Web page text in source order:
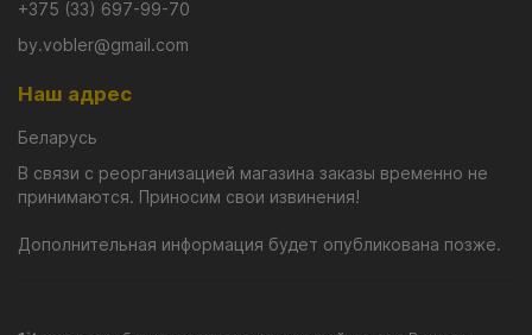
силе и амплитуде потяжках. Единственное, они должны
быть достаточно резкими и обязательно сопровождаться
указанное производителем, составляет 1.5 метра, что для
на серьезных глубинах. Плоские бока, хорошо
отражающие свет, наделяют Vatalion F удивительной
способностью привлекать хищную рыбу, охотящуюся на
+375 (33) 697-99-70
by.vobler@gmail.com
Наш адрес
Беларусь
В связи с реорганизацией магазина заказы временно не
принимаются. Приносим свои извинения!
Дополнительная информация будет опубликована позже.